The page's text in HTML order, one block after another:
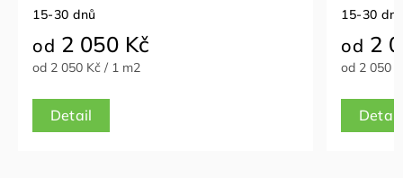
15-30 dnů
od 2 050 Kč
od 2 050 Kč / 1 m2
Detail
15-30
od 2
od 2 050
Detail